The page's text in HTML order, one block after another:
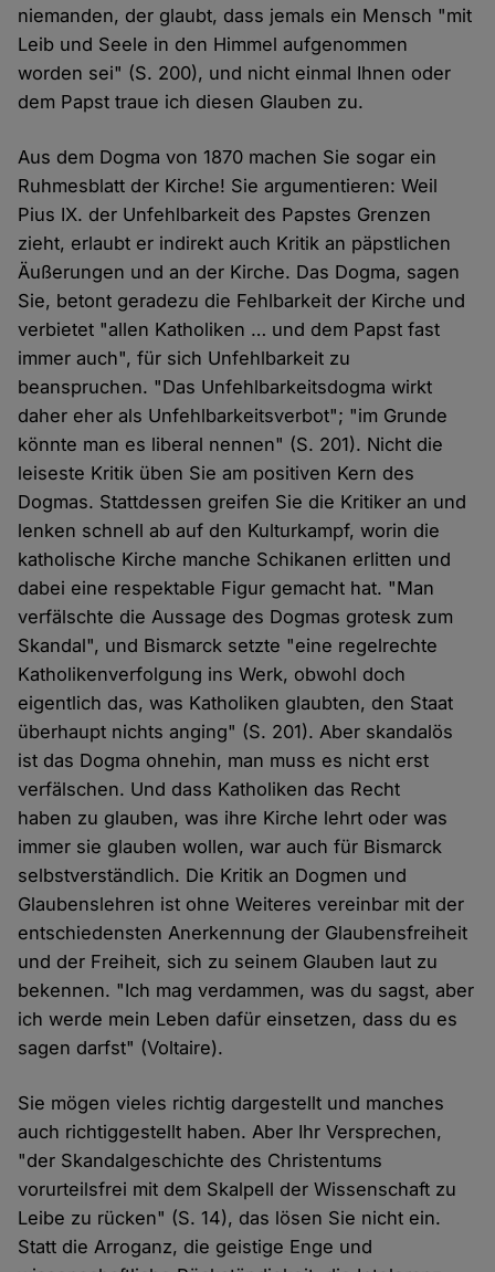
niemanden, der glaubt, dass jemals ein Mensch "mit
Leib und Seele in den Himmel aufgenommen
worden sei" (S. 200), und nicht einmal Ihnen oder
dem Papst traue ich diesen Glauben zu.
Aus dem Dogma von 1870 machen Sie sogar ein
Ruhmesblatt der Kirche! Sie argumentieren: Weil
Pius IX. der Unfehlbarkeit des Papstes Grenzen
zieht, erlaubt er indirekt auch Kritik an päpstlichen
Äußerungen und an der Kirche. Das Dogma, sagen
Sie, betont geradezu die Fehlbarkeit der Kirche und
verbietet "allen Katholiken … und dem Papst fast
immer auch", für sich Unfehlbarkeit zu
beanspruchen. "Das Unfehlbarkeitsdogma wirkt
daher eher als Unfehlbarkeitsverbot"; "im Grunde
könnte man es liberal nennen" (S. 201). Nicht die
leiseste Kritik üben Sie am positiven Kern des
Dogmas. Stattdessen greifen Sie die Kritiker an und
lenken schnell ab auf den Kulturkampf, worin die
katholische Kirche manche Schikanen erlitten und
dabei eine respektable Figur gemacht hat. "Man
verfälschte die Aussage des Dogmas grotesk zum
Skandal", und Bismarck setzte "eine regelrechte
Katholikenverfolgung ins Werk, obwohl doch
eigentlich das, was Katholiken glaubten, den Staat
überhaupt nichts anging" (S. 201). Aber skandalös
ist das Dogma ohnehin, man muss es nicht erst
verfälschen. Und dass Katholiken das Recht
haben zu glauben, was ihre Kirche lehrt oder was
immer sie glauben wollen, war auch für Bismarck
selbstverständlich. Die Kritik an Dogmen und
Glaubenslehren ist ohne Weiteres vereinbar mit der
entschiedensten Anerkennung der Glaubensfreiheit
und der Freiheit, sich zu seinem Glauben laut zu
bekennen. "Ich mag verdammen, was du sagst, aber
ich werde mein Leben dafür einsetzen, dass du es
sagen darfst" (Voltaire).
Sie mögen vieles richtig dargestellt und manches
auch richtiggestellt haben. Aber Ihr Versprechen,
"der Skandalgeschichte des Christentums
vorurteilsfrei mit dem Skalpell der Wissenschaft zu
Leibe zu rücken" (S. 14), das lösen Sie nicht ein.
Statt die Arroganz, die geistige Enge und